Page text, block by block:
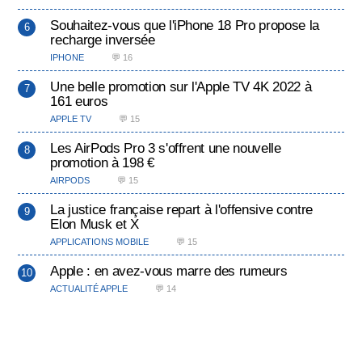
Souhaitez-vous que l'iPhone 18 Pro propose la
recharge inversée
IPHONE 💬 16
Une belle promotion sur l'Apple TV 4K 2022 à
161 euros
APPLE TV 💬 15
Les AirPods Pro 3 s'offrent une nouvelle
promotion à 198 €
AIRPODS 💬 15
La justice française repart à l'offensive contre
Elon Musk et X
APPLICATIONS MOBILE 💬 15
Apple : en avez-vous marre des rumeurs
ACTUALITÉ APPLE 💬 14